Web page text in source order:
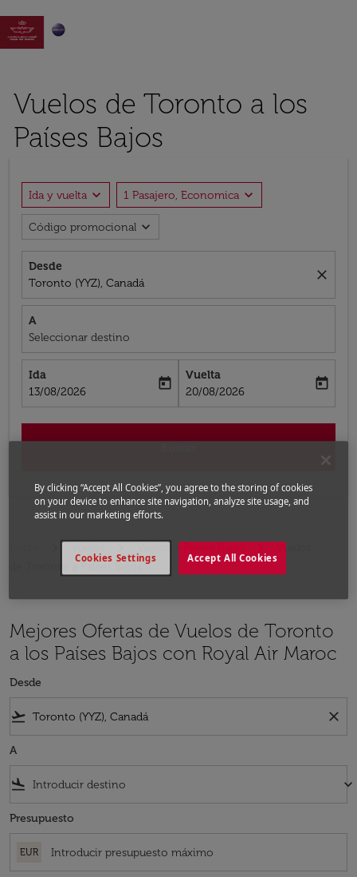

Vuelos de Toronto a los
Países Bajos
Ida y vuelta expand_more 1 Pasajero, Economica expand_more
Código promocional expand_more
Desde
Toronto (YYZ), Canadá
close
A
Seleccionar destino
Ida
fc-booking-departure-date-aria-label
13/08/2026
today
Vuelta
fc-booking-return-date-aria-label
20/08/2026
today
Vuelos a Países Bajos
Vuelos
Mejores Ofertas de Vuelos de Toronto
a los Países Bajos con Royal Air Maroc
Desde
flight_takeoff close
A
flight_land keyboard_arrow_down
Presupuesto
EUR
By clicking “Accept All Cookies”, you agree to the storing of cookies
on your device to enhance site navigation, analyze site usage, and
assist in our marketing efforts.
Accept All Cookies
Cookies Settings